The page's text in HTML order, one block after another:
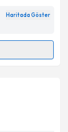
Aydınlatma
belirtilen
Haritada Göster
talebi
için bir